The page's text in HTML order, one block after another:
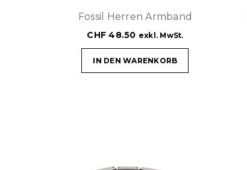
Fossil Herren Armband
CHF 48.50 exkl. MwSt.
IN DEN WARENKORB